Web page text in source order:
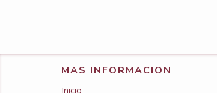
MAS INFORMACION
Inicio